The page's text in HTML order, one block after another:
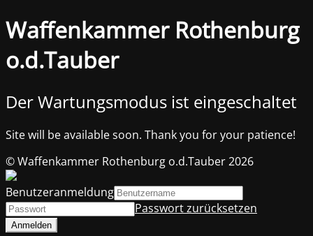
Waffenkammer Rothenburg
o.d.Tauber
Der Wartungsmodus ist eingeschaltet
Site will be available soon. Thank you for your patience!
© Waffenkammer Rothenburg o.d.Tauber 2026
Benutzeranmeldung
Passwort zurücksetzen